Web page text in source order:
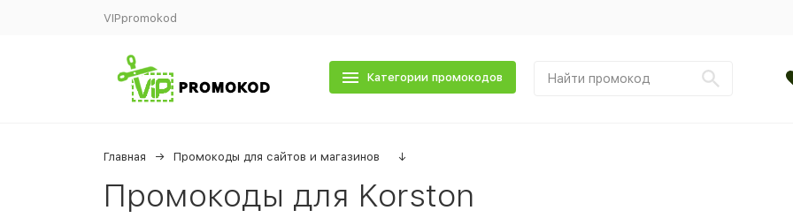
VIPpromokod
Категории промокодов
Главная Промокоды для сайтов и магазинов ↓
Промокоды для Korston